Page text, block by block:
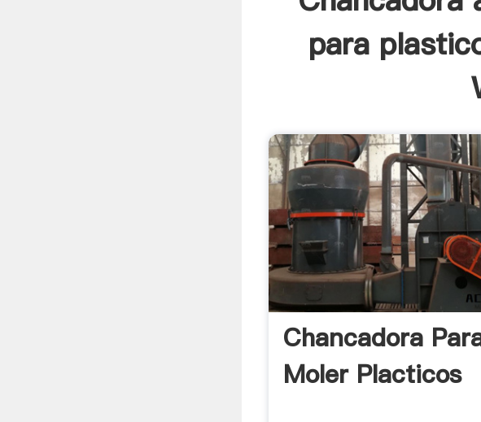
para
Chancadora
Moler Placticos